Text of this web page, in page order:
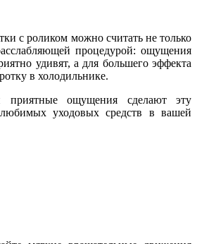
с роликом можно считать не только
процедурой: ощущения
удивят, а для большего эффекта
в холодильнике.
приятные ощущения сделают эту
уходовых средств в вашей